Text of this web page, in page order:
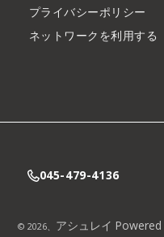
プライバシーポリシー
ネットワークを利用する
045-479-4136
© 2026、 アシュレイ